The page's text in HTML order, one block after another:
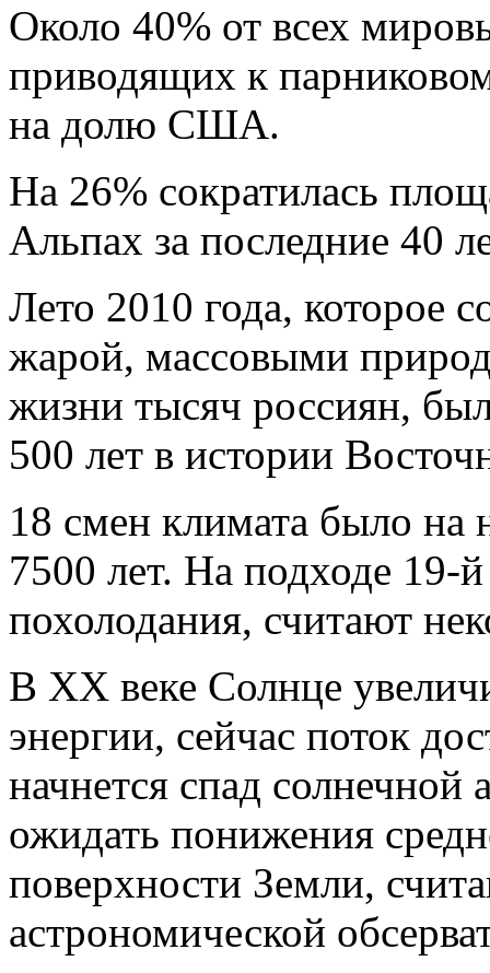
Около 40% от всех
приводящих к
на долю США.
На 26% сократилась
Альпах за последние 40
Лето 2010 года, которое
жарой, массовыми
жизни тысяч россиян,
500 лет в истории
18 смен климата было на
7500 лет. На подходе
похолодания, считают
В XX веке Солнце
энергии, сейчас поток
начнется спад солнечной
ожидать понижения
поверхности Земли,
астрономической